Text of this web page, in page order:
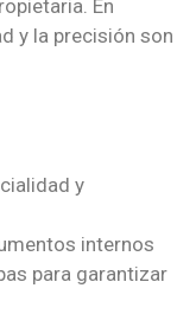
En
y la precisión son
y
internos
para garantizar